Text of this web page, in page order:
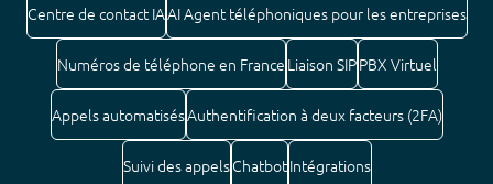
Centre de contact IAAI Agent téléphoniques pour les entreprises
Numéros de téléphone en France Liaison SIPPBX Virtuel
Appels automatisésAuthentification à deux facteurs (2FA)
Suivi des appelsChatbotIntégrations